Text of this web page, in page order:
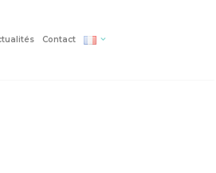
Contact